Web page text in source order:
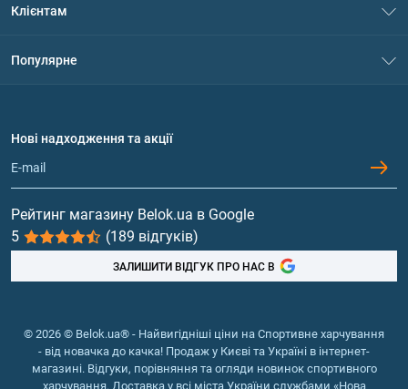
Політика конфіденційності
Обмін та повернення
Клієнтам
Популярне
Протеїн
Гейнери
Вітаміни та мінерали
Риб'ячий жир, жирні кислоти
Нові надходження та акції
Рейтинг магазину Belok.ua в Google
5
(189 відгуків)
ЗАЛИШИТИ ВІДГУК ПРО НАС В
© 2026 © Belok.ua® - Найвигідніші ціни на Спортивне харчування
- від новачка до качка! Продаж у Києві та Україні в інтернет-
магазині. Відгуки, порівняння та огляди новинок спортивного
харчування. Доставка у всі міста України службами «Нова